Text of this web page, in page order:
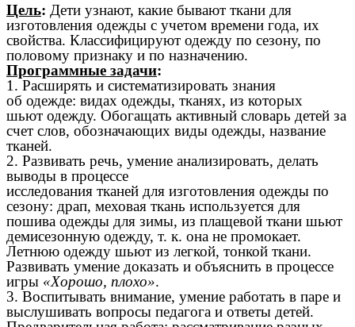
Цель: Дети узнают, какие бывают ткани для
изготовления одежды с учетом времени года, их
свойства. Классифицируют одежду по сезону, по
половому признаку и по назначению.
Программные задачи:
1. Расширять и систематизировать знания
об одежде: видах одежды, тканях, из которых
шьют одежду. Обогащать активный словарь детей за
счет слов, обозначающих виды одежды, название
тканей.
2. Развивать речь, умение анализировать, делать
выводы в процессе
исследования тканей для изготовления одежды по
сезону: драп, меховая ткань используется для
пошива одежды для зимы, из плащевой ткани шьют
демисезонную одежду, т. к. она не промокает.
Летнюю одежду шьют из легкой, тонкой ткани.
Развивать умение доказать и объяснить в процессе
игры «Хорошо, плохо».
3. Воспитывать внимание, умение работать в паре и
выслушивать вопросы педагога и ответы детей.